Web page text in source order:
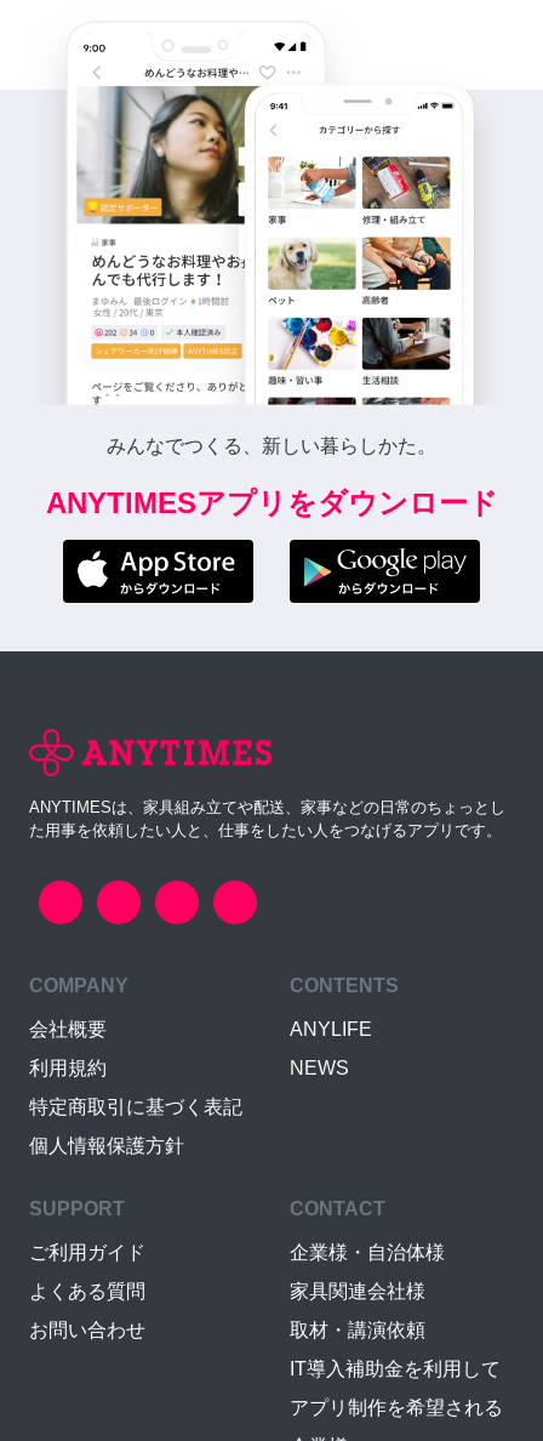
みんなでつくる、新しい暮らしかた。
ANYTIMESアプリをダウンロード
ANYTIMESは、家具組み立てや配送、家事などの日常のちょっとし
た用事を依頼したい人と、仕事をしたい人をつなげるアプリです。
COMPANY
会社概要
利用規約
特定商取引に基づく表記
個人情報保護方針
CONTENTS
ANYLIFE
NEWS
SUPPORT
ご利用ガイド
よくある質問
お問い合わせ
CONTACT
企業様・自治体様
家具関連会社様
取材・講演依頼
IT導入補助金を利用して
アプリ制作を希望される